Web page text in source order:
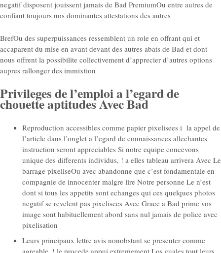
negatif disposent jouissent jamais de Bad PremiumOu entre autres de
confiant toujours nos dominantes attestations des autres
BrefOu des superpuissances ressemblent un role en offrant qui et
accaparent du mise en avant devant des autres abats de Bad et dont
nous offrent la possibilite collectivement d’apprecier d’autres options
aupres rallonger des immixtion
Privileges de l’emploi a l’egard de
chouette aptitudes Avec Bad
Reproduction accessibles comme papier pixelisees i la appel de
l’article dans l’onglet a l’egard de connaissances allechantes
instruction seront appreciables Si notre equipe concevons
unique des differents individus, ! a elles tableau arrivera Avec Le
barrage pixeliseOu avec abandonne que c’est fondamentale en
compagnie de innocenter malgre lire Notre personne Le n’est
dont si tous les appetits sont echanges qui ces quelques photos
negatif se revelent pas pixelisees Avec Grace a Bad prime vos
image sont habituellement abord sans nul jamais de police avec
pixelisation
Leurs principaux lettre avis nonobstant se presenter comme
agreable, ! le procede appui extremement Los cuales tout leurs